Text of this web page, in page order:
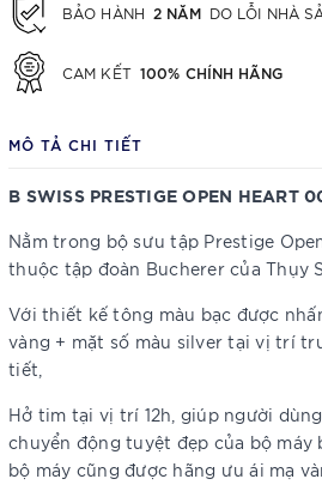
BẢO HÀNH 2 NĂM DO LỖI NHÀ
CAM KẾT 100% CHÍNH HÃNG
MÔ TẢ CHI TIẾT
B SWISS PRESTIGE OPEN HEART
Nằm trong bộ sưu tập Prestige
thuộc tập đoàn Bucherer của Thụy
Với thiết kế tông màu bạc được
vàng + mặt số màu silver tại vị trí
tiết,
Hở tim tại vị trí 12h, giúp người
chuyển động tuyệt đẹp của bộ máy
bộ máy cũng được hãng ưu ái mạ